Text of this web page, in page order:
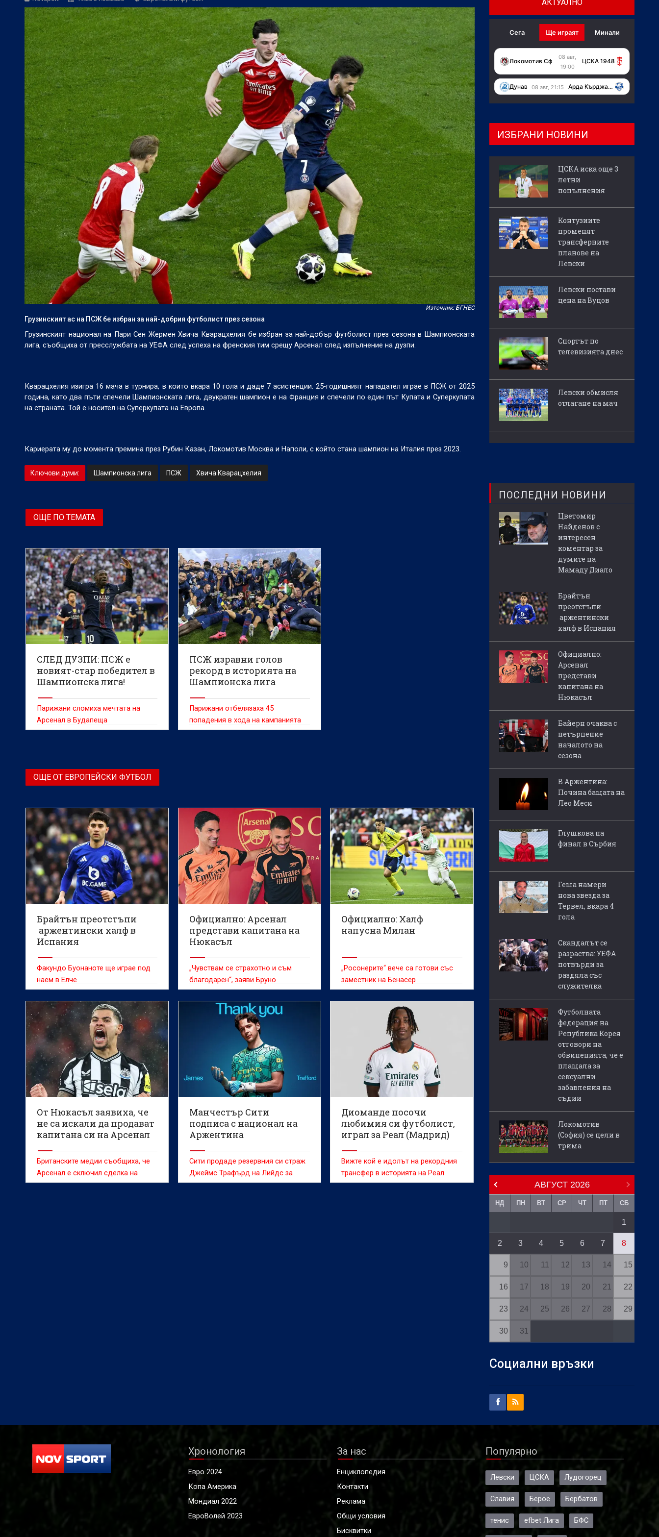
БГ Футбол:Контузиите променят трансферните планове на Левски
БГ Футбол:Левски постави цена на Вуцов
Източник: БГНЕС
Грузинският ас на ПСЖ бе избран за най-добрия футболист през сезона
Грузинският национал на Пари Сен Жермен Хвича Кварацхелия бе избран за най-добър футболист през сезона в Шампионската
лига, съобщиха от пресслужбата на УЕФА след успеха на френския тим срещу Арсенал след изпълнение на дузпи.
Кварацхелия изигра 16 мача в турнира, в които вкара 10 гола и даде 7 асистенции. 25-годишният нападател играе в ПСЖ от 2025
година, като два пъти спечели Шампионската лига, двукратен шампион е на Франция и спечели по един път Купата и Суперкупата
на страната. Той е носител на Суперкупата на Европа.
Кариерата му до момента премина през Рубин Казан, Локомотив Москва и Наполи, с който стана шампион на Италия през 2023.
Ключови думи: Шампионска лига ПСЖ Хвича Кварацхелия
ОЩЕ ПО ТЕМАТА
СЛЕД ДУЗПИ: ПСЖ е
новият-стар победител в
Шампионска лига!
Парижани сломиха мечтата на
Арсенал в Будапеща
ПСЖ изравни голов
рекорд в историята на
Шампионска лига
Парижани отбелязаха 45
попадения в хода на кампанията
ОЩЕ ОТ ЕВРОПЕЙСКИ ФУТБОЛ
Брайтън преотстъпи
аржентински халф в
Испания
Факундо Буонаноте ще играе под
наем в Елче
Официално: Арсенал
представи капитана на
Нюкасъл
„Чувствам се страхотно и съм
благодарен“, заяви Бруно
Гимараеш
Официално: Халф
напусна Милан
„Росонерите“ вече са готови със
заместник на Бенасер
От Нюкасъл заявиха, че
не са искали да продават
капитана си на Арсенал
Британските медии съобщиха, че
Арсенал е сключил сделка на
стойност 75 милиона паунда
Манчестър Сити
подписа с национал на
Аржентина
Сити продаде резервния си страж
Джеймс Трафърд на Лийдс за
близо 40 милиона паунда
Диоманде посочи
любимия си футболист,
играл за Реал (Мадрид)
Вижте кой е идолът на рекордния
трансфер в историята на Реал
АКТУАЛНО
Сега Ще играят Минали
Локомотив Сф
08 авг,
19:00
ЦСКА 1948
Дунав 08 авг, 21:15 Арда Кърджали
ИЗБРАНИ НОВИНИ
ЦСКА иска още 3
летни
попълнения
Контузиите
променят
трансферните
планове на
Левски
Левски постави
цена на Вуцов
Спортът по
телевизията днес
Левски обмисля
отлагане на мач
ПОСЛЕДНИ НОВИНИ
Цветомир
Найденов с
интересен
коментар за
думите на
Мамаду Диало
Брайтън
преотстъпи
аржентински
халф в Испания
Официално:
Арсенал
представи
капитана на
Нюкасъл
Байерн очаква с
нетърпение
началото на
сезона
В Аржентина:
Почина бащата на
Лео Меси
Глушкова на
финал в Сърбия
Геша намери
нова звезда за
Тервел, вкара 4
гола
Скандалът се
разраства: УЕФА
потвърди за
раздяла със
служителка
Футболната
федерация на
Република Корея
отговори на
обвиненията, че е
плащала за
сексуални
забавления на
съдии
Локомотив
(София) се цели в
трима
АВГУСТ 2026
НД ПН ВТ СР ЧТ ПТ СБ
1
2 3 4 5 6 7 8
9 10 11 12 13 14 15
16 17 18 19 20 21 22
23 24 25 26 27 28 29
30 31
Социални връзки
Хронология
Евро 2024
Копа Америка
Мондиал 2022
ЕвроВолей 2023
За нас
Енциклопедия
Контакти
Реклама
Общи условия
Бисквитки
Популярно
Левски ЦСКА Лудогорец
Славия Берое Бербатов
тенис efbet Лига БФС